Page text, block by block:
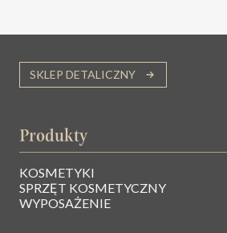
SKLEP DETALICZNY
Produkty
KOSMETYKI
SPRZĘT KOSMETYCZNY
WYPOSAŻENIE